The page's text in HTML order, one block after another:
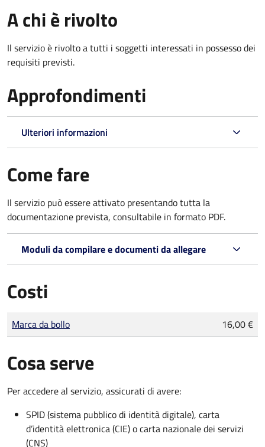
A chi è rivolto
Il servizio è rivolto a tutti i soggetti interessati in possesso dei
requisiti previsti.
Approfondimenti
Ulteriori informazioni
Come fare
Il servizio può essere attivato presentando tutta la
documentazione prevista, consultabile in formato PDF.
Moduli da compilare e documenti da allegare
Costi
Tipo di pagamento
Importo
Marca da bollo 16,00 €
Cosa serve
Per accedere al servizio, assicurati di avere:
SPID (sistema pubblico di identità digitale), carta
d’identità elettronica (CIE) o carta nazionale dei servizi
(CNS)